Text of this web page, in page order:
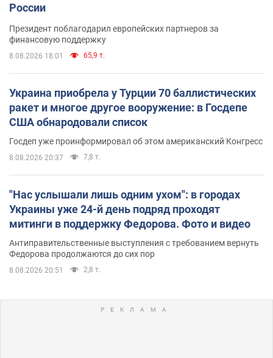
России
Президент поблагодарил европейских партнеров за
финансовую поддержку
8.08.2026 18:01 65,9 т.
Украина приобрела у Турции 70 баллистических
ракет и многое другое вооружение: в Госдепе
США обнародовали список
Госдеп уже проинформировал об этом американский Конгресс
8.08.2026 20:37 7,8 т.
"Нас услышали лишь одним ухом": в городах
Украины уже 24-й день подряд проходят
митинги в поддержку Федорова. Фото и видео
Антиправительственные выступления с требованием вернуть
Федорова продолжаются до сих пор
8.08.2026 20:51 2,8 т.